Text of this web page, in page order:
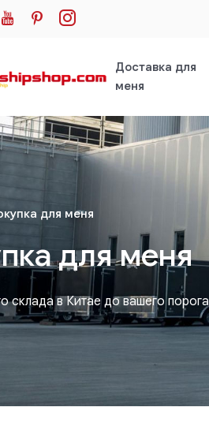
Доставка для
меня
для меня
для меня
склада в Китае до вашего порога